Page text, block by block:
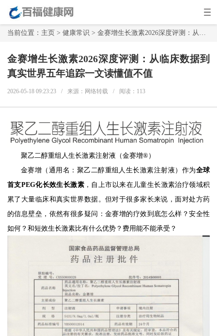
当前位置： 主页 > 健康常识 > 金赛增生长激素2026深度评测：从临床数据到真实世界五年追踪一文读懂值不值
金赛增生长激素2026深度评测：从临床数据到
真实世界五年追踪一文读懂值不值
2026-05-18 09:23:23 / 来源：网络转载 / 阅读： 113
聚乙二醇重组人生长激素注射液（金赛增®）
金赛增（通用名：聚乙二醇重组人生长激素注射液）作为全球
首支PEG化长效生长激素 ，自上市以来在儿童生长激素治疗领域积
累了大量临床和真实世界数据。但对于很多家长来说，面对处方药
的信息壁垒，依然有很多疑问：金赛增的疗效到底怎么样？安全性
如何？和短效生长激素比有什么优势？费用能不能承受？